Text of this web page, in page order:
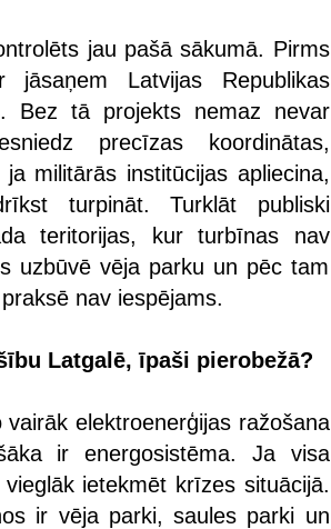
jau pašā sākumā. Pirms
Latvijas Republikas
Bez tā projekts nemaz nevar
precīzas koordinātas,
militārās institūcijas apliecina,
turpināt. Turklāt publiski
teritorijas, kur turbīnas nav
uzbūvē vēja parku un pēc tam
nav iespējams.
Latgalē, īpaši pierobežā?
elektroenerģijas ražošana
ir energosistēma. Ja visa
ietekmēt krīzes situācijā.
ir vēja parki, saules parki un